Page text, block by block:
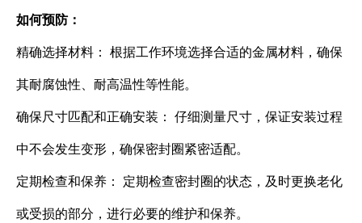
如何预防：
精确选择材料： 根据工作环境选择合适的金属材料，确保
其耐腐蚀性、耐高温性等性能。
确保尺寸匹配和正确安装： 仔细测量尺寸，保证安装过程
中不会发生变形，确保密封圈紧密适配。
定期检查和保养： 定期检查密封圈的状态，及时更换老化
或受损的部分，进行必要的维护和保养。